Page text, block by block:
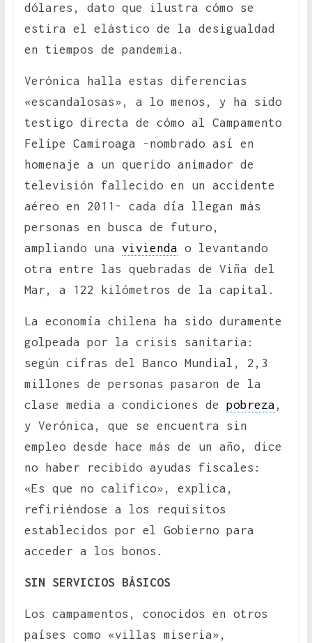
dólares, dato que ilustra cómo se
estira el elástico de la desigualdad
en tiempos de pandemia.
Verónica halla estas diferencias
«escandalosas», a lo menos, y ha sido
testigo directa de cómo al Campamento
Felipe Camiroaga -nombrado así en
homenaje a un querido animador de
televisión fallecido en un accidente
aéreo en 2011- cada día llegan más
personas en busca de futuro,
ampliando una vivienda o levantando
otra entre las quebradas de Viña del
Mar, a 122 kilómetros de la capital.
La economía chilena ha sido duramente
golpeada por la crisis sanitaria:
según cifras del Banco Mundial, 2,3
millones de personas pasaron de la
clase media a condiciones de pobreza ,
y Verónica, que se encuentra sin
empleo desde hace más de un año, dice
no haber recibido ayudas fiscales:
«Es que no califico», explica,
refiriéndose a los requisitos
establecidos por el Gobierno para
acceder a los bonos.
SIN SERVICIOS BÁSICOS
Los campamentos, conocidos en otros
países como «villas miseria»,